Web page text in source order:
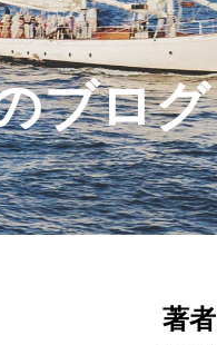
ブログ
著者